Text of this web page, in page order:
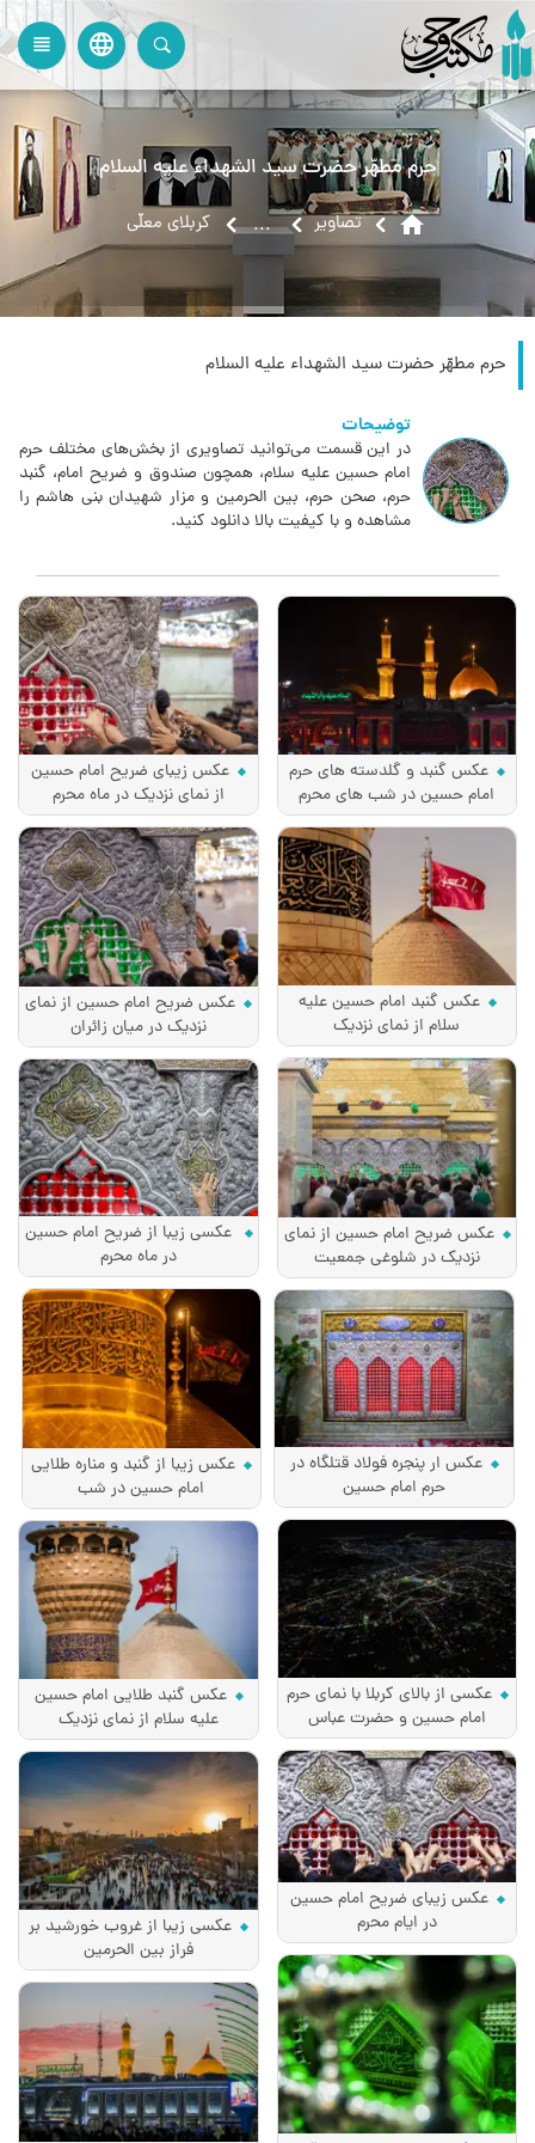
language
view_headline
حرم مطهّر حضرت سید الشهداء علیه السلام
home تصاویر ... کربلای معلّی
حرم مطهّر حضرت سید الشهداء علیه السلام
توضیحات
در این قسمت می‌توانید تصاویری از بخش‌های مختلف حرم
امام حسین علیه سلام، همچون صندوق و ضریح امام، گنبد
حرم، صحن حرم، بین الحرمین و مزار شهیدان بنی هاشم را
مشاهده و با کیفیت بالا دانلود کنید.
عکس گنبد و گلدسته های حرم
امام حسین در شب های محرم
عکس زیبای ضریح امام حسین
از نمای نزدیک در ماه محرم
عکس گنبد امام حسین علیه
سلام از نمای نزدیک
عکس ضریح امام حسین از نمای
نزدیک در میان زائران
عکس ضریح امام حسین از نمای
نزدیک در شلوغی جمعیت
عکسی زیبا از ضریح امام حسین
در ماه محرم
عکس زیبا از گنبد و مناره طلایی
امام حسین در شب
عکس ار پنجره فولاد قتلگاه در
حرم امام حسین
عکسی از بالای کربلا با نمای حرم
امام حسین و حضرت عباس
عکس گنبد طلایی امام حسین
علیه سلام از نمای نزدیک
عکس زیبای ضریح امام حسین
در ایام محرم
عکسی زیبا از غروب خورشید بر
فراز بین الحرمین